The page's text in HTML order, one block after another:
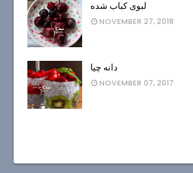
لبوی کباب شده
NOVEMBER 27, 2018
دانه چیا
NOVEMBER 07, 2017